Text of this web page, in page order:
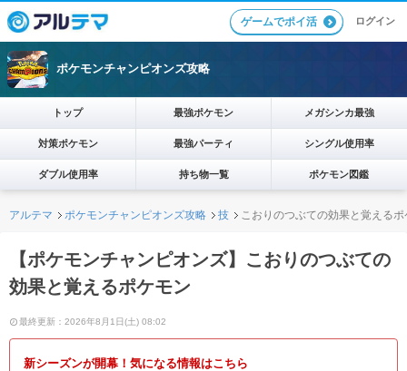
ゲームでポイ活 ログイン
ポケモンチャンピオンズ攻略
トップ 最強ポケモン メガシンカ最強
対策ポケモン 最強パーティ シングル使用率
ダブル使用率 持ち物一覧 ポケモン図鑑
アルテマ ポケモンチャンピオンズ攻略 技 こおりのつぶての効果と覚える
【ポケモンチャンピオンズ】こおりのつぶての
効果と覚えるポケモン
最終更新：2026年8月1日(土) 08:02
新シーズンが開幕！気になる情報はこちら